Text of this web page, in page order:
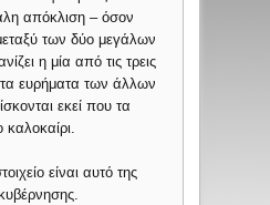
απόκλιση – όσον
των δύο μεγάλων
η μία από τις τρεις
τα ευρήματα των άλλων
εκεί που τα
είναι αυτό της